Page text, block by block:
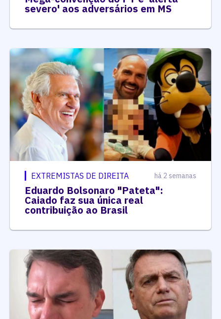
severo' aos adversários em MS
EXTREMISTAS DE DIREITA há 2 semanas
Eduardo Bolsonaro "Pateta":
Caiado faz sua única real
contribuição ao Brasil